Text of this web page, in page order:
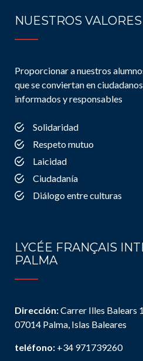
NUESTROS VALORES
Proporcionar a nuestros
que se conviertan en
informados y responsables
Solidaridad
Respeto mutuo
Laicidad
Ciudadanía
Diálogo entre culturas
LYCÉE FRANÇAIS
PALMA
Dirección:Carrer Illes Balears
07014 Palma, Islas Baleares
teléfono: +34 971739260